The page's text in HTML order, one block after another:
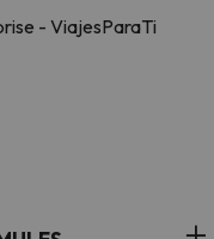
- ViajesParaTi